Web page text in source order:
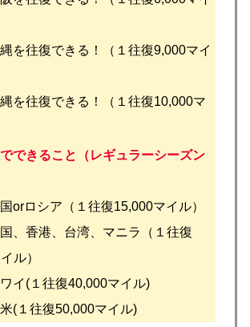
を往復できる！（１往復9,000マイ
を往復できる！（１往復10,000マ
できること（レギュラーシーズン
orロシア（１往復15,000マイル）
、香港、台湾、マニラ（１往復
ル）
イ(１往復40,000マイル)
(１往復50,000マイル)